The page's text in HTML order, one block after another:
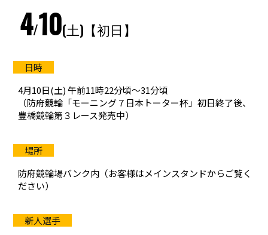
防府競輪をお楽しみいただくために
車券の購入にのめり込む不安のある方のご相談
来場者の肖像権について
4/10(土)【初日】
4月10日(土) 午前11時22分頃〜31分頃
（防府競輪「モーニング７日本トーター杯」初日終了後、
豊橋競輪第３レース発売中）
防府競輪場バンク内（お客様はメインスタンドからご覧く
ださい）